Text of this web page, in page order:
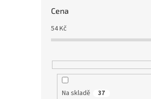
Cena
54Kč
Na skladě 37